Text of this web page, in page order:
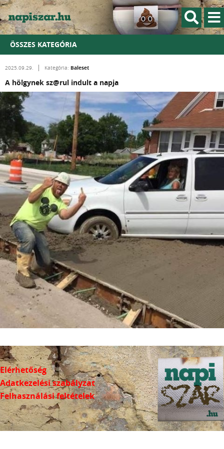
ÖSSZES KATEGÓRIA
2025.09.29. Kategória: Baleset
A hölgynek sz@rul indult a napja
Elérhetőség
Adatkezelési szabályzat
Felhasználási feltételek